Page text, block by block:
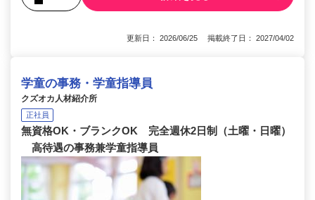
更新日： 2026/06/25 掲載終了日： 2027/04/02
学童の事務・学童指導員
クズオカ人材紹介所
正社員
無資格OK・ブランクOK 完全週休2日制（土曜・日曜）
高待遇の事務兼学童指導員